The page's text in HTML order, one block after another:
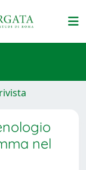
nel